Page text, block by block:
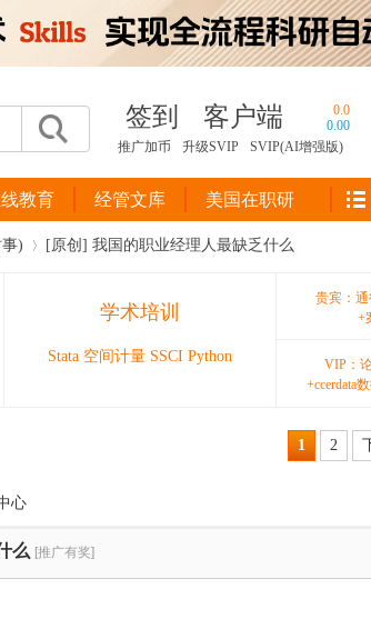
签到 客户端
0.0
0.00
推广加币
升级SVIP SVIP(AI增强版)
教育 经管文库 美国在职研
) [原创] 我国的职业经理人最缺乏什么
学术培训
Stata 空间计量 SSCI Python
贵宾：
+
VIP：
+ccerdata
1 2
心
么 [推广有奖]